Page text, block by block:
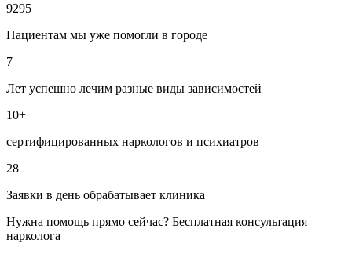
9295
Пациентам мы уже помогли в городе
7
Лет успешно лечим разные виды зависимостей
10+
сертифицированных наркологов и психиатров
28
Заявки в день обрабатывает клиника
Нужна помощь прямо сейчас? Бесплатная консультация
нарколога